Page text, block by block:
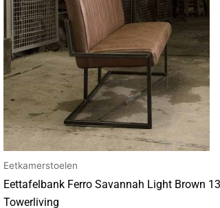
Eetkamerstoelen
Eettafelbank Ferro Savannah Light Brown
Towerliving